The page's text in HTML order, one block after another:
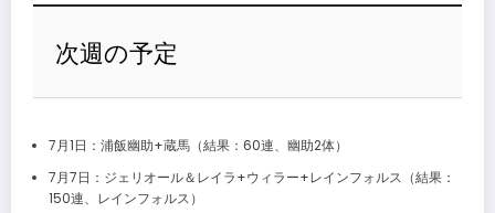
次週の予定
7月1日：浦飯幽助+蔵馬（結果：60連、幽助2体）
7月7日：ジェリオール＆レイラ+ウィラー+レインフォルス（結果：
150連、レインフォルス）